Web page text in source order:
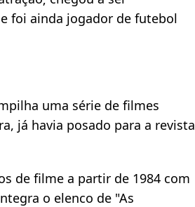
foi ainda jogador de futebol
uma série de filmes
já havia posado para a revista
de filme a partir de 1984 com
o elenco de "As